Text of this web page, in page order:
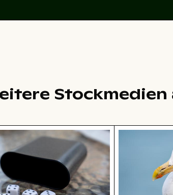
Stockmedien
auf Glastisch mit Becher